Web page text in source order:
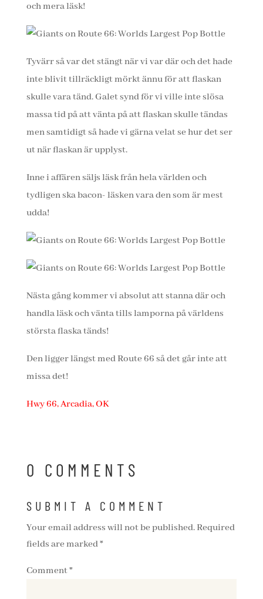
och mera läsk!
Tyvärr så var det stängt när vi var där och det hade
inte blivit tillräckligt mörkt ännu för att flaskan
skulle vara tänd. Galet synd för vi ville inte slösa
massa tid på att vänta på att flaskan skulle tändas
men samtidigt så hade vi gärna velat se hur det ser
ut när flaskan är upplyst.
Inne i affären säljs läsk från hela världen och
tydligen ska bacon- läsken vara den som är mest
udda!
Nästa gång kommer vi absolut att stanna där och
handla läsk och vänta tills lamporna på världens
största flaska tänds!
Den ligger längst med Route 66 så det går inte att
missa det!
Hwy 66, Arcadia, OK
0 COMMENTS
SUBMIT A COMMENT
Your email address will not be published.Required
fields are marked*
Comment*